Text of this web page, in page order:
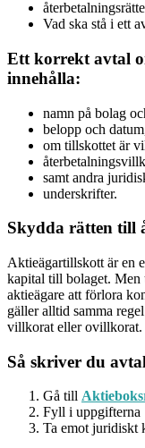
Vad ska stå i ett
Ett korrekt avtal
innehålla:
namn på bolag
belopp och
om tillskottet är
samt andra
underskrifter.
Skydda rätten till
Aktieägartillskott är en
kapital till bolaget. Men
aktieägare att förlora
gäller alltid samma
villkorat eller ovillkorat.
Så skriver du
Gå till
Fyll i uppgifterna
Ta emot juridiskt